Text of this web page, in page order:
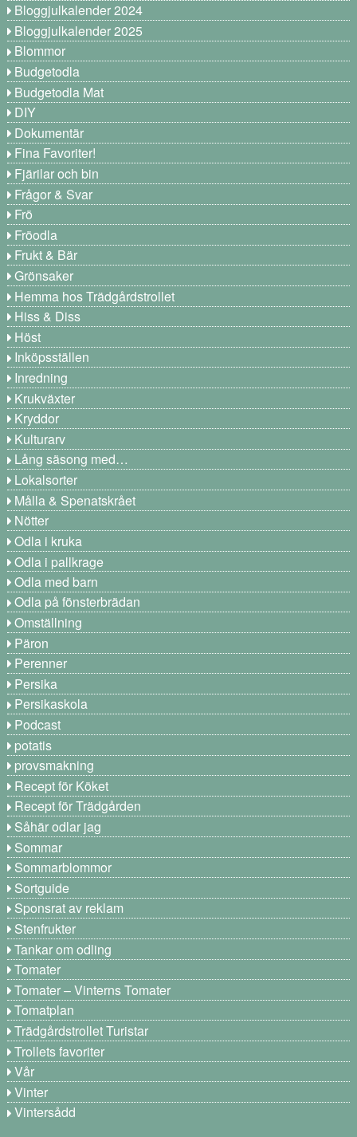
Bloggjulkalender 2024
Bloggjulkalender 2025
Blommor
Budgetodla
Budgetodla Mat
DIY
Dokumentär
Fina Favoriter!
Fjärilar och bin
Frågor & Svar
Frö
Fröodla
Frukt & Bär
Grönsaker
Hemma hos Trädgårdstrollet
Hiss & Diss
Höst
Inköpsställen
Inredning
Krukväxter
Kryddor
Kulturarv
Lång säsong med…
Lokalsorter
Målla & Spenatskrået
Nötter
Odla i kruka
Odla i pallkrage
Odla med barn
Odla på fönsterbrädan
Omställning
Päron
Perenner
Persika
Persikaskola
Podcast
potatis
provsmakning
Recept för Köket
Recept för Trädgården
Såhär odlar jag
Sommar
Sommarblommor
Sortguide
Sponsrat av reklam
Stenfrukter
Tankar om odling
Tomater
Tomater – Vinterns Tomater
Tomatplan
Trädgårdstrollet Turistar
Trollets favoriter
Vår
Vinter
Vintersådd